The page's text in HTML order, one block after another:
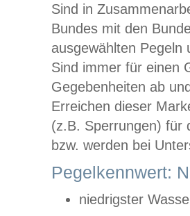
Sind in
Bundes mit den
ausgewählten
Sind immer für einen
Gegebenheiten ab
Erreichen dieser
(z.B. Sperrungen) für
bzw. werden bei
Pegelkennwert:
niedrigster